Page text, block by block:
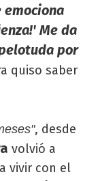
emociona
Me da
por
quiso saber
, desde
volvió a
vivir con el